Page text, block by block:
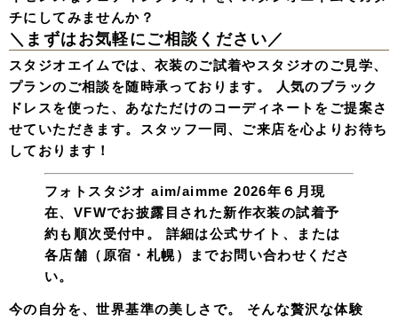
チにしてみませんか？
＼まずはお気軽にご相談ください／
スタジオエイムでは、衣装のご試着やスタジオのご見学、
プランのご相談を随時承っております。 人気のブラック
ドレスを使った、あなただけのコーディネートをご提案さ
せていただきます。スタッフ一同、ご来店を心よりお待ち
しております！
フォトスタジオ aim/aimme 2026年６月現
在、VFWでお披露目された新作衣装の試着予
約も順次受付中。 詳細は公式サイト、または
各店舗（原宿・札幌）までお問い合わせくださ
い。
今の自分を、世界基準の美しさで。 そんな贅沢な体験